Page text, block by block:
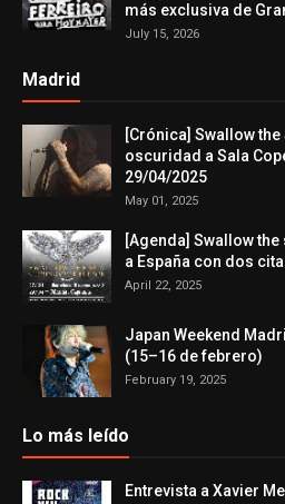
más exclusiva de
July 15, 2026
Madrid
[Crónica] Swallow
oscuridad a Sala
29/04/2025
May 01, 2025
[Agenda] Swallow
a España con dos
April 22, 2025
Japan Weekend
(15–16 de febrero)
February 19, 2025
Lo más leído
Entrevista a Xavier